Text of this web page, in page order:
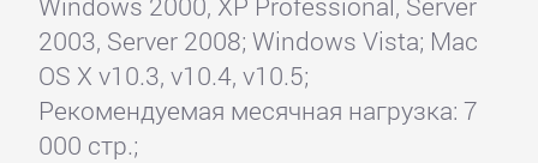
2003, Server 2008; Windows Vista; Mac
OS X v10.3, v10.4, v10.5;
Рекомендуемая месячная нагрузка: 7
000 стр.;